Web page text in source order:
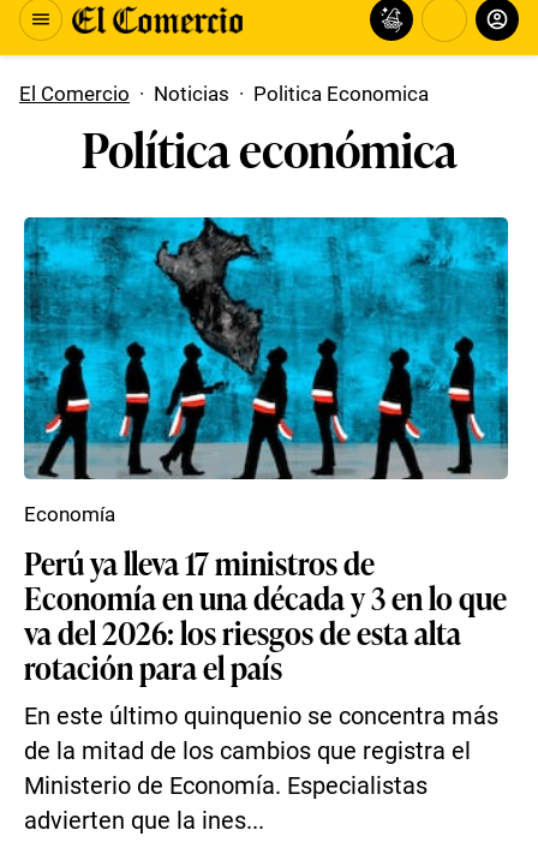
El Comercio · Noticias · Politica Economica
Política económica
Perú ya lleva 17 ministros de
Economía en una década y 3 en lo que
va del 2026: los riesgos de esta alta
rotación para el país
En este último quinquenio se concentra más
de la mitad de los cambios que registra el
Ministerio de Economía. Especialistas
advierten que la ines...
Economía